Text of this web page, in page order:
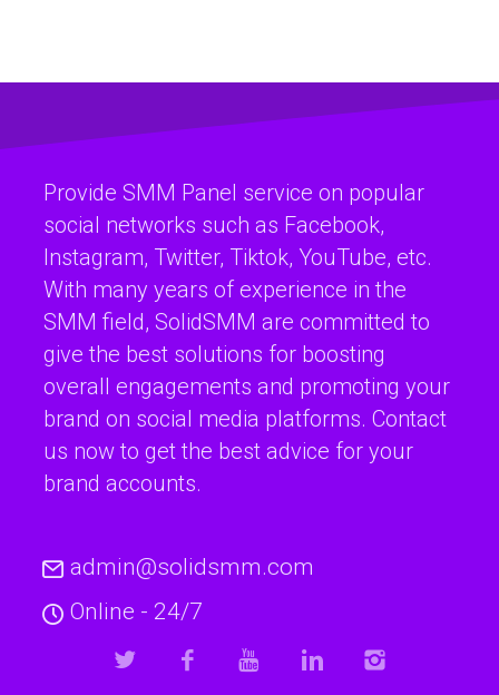
Provide SMM Panel service on popular
social networks such as Facebook,
Instagram, Twitter, Tiktok, YouTube, etc.
With many years of experience in the
SMM field, SolidSMM are committed to
give the best solutions for boosting
overall engagements and promoting your
brand on social media platforms. Contact
us now to get the best advice for your
brand accounts.
admin@solidsmm.com
Online - 24/7